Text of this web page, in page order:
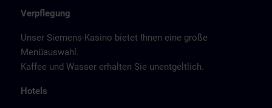
Verpflegung
Unser Siemens-Kasino bietet Ihnen eine große
Menüauswahl.
Kaffee und Wasser erhalten Sie unentgeltlich.
Hotels